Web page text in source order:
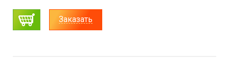
Заказать